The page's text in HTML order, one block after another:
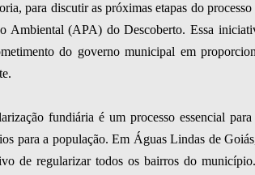
para discutir as próximas etapas do
Ambiental (APA) do Descoberto. Essa
do governo municipal em
fundiária é um processo essencial
para a população. Em Águas Lindas de
de regularizar todos os bairros do